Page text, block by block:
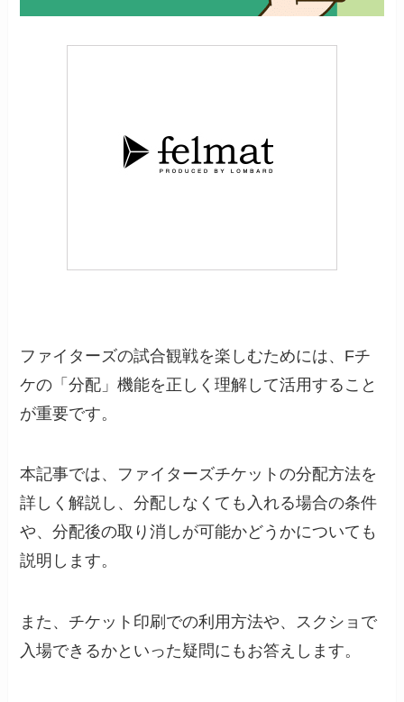
ファイターズの試合観戦を楽しむためには、Fチ
ケの「分配」機能を正しく理解して活用すること
が重要です。
本記事では、ファイターズチケットの分配方法を
詳しく解説し、分配しなくても入れる場合の条件
や、分配後の取り消しが可能かどうかについても
説明します。
また、チケット印刷での利用方法や、スクショで
入場できるかといった疑問にもお答えします。